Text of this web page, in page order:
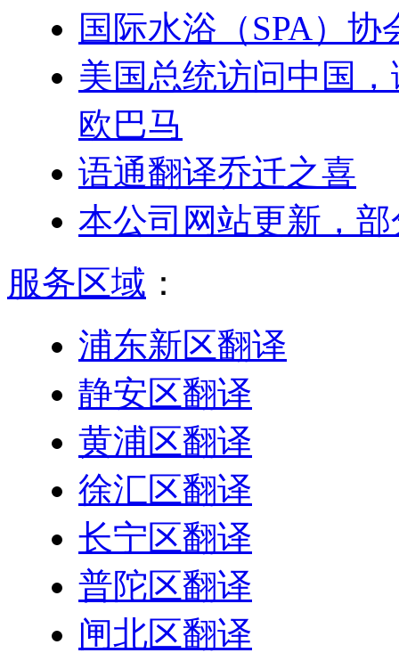
国际水浴（SPA）
美国总统访问中国
欧巴马
语通翻译乔迁之喜
本公司网站更新，
服务区域 ：
浦东新区翻译
静安区翻译
黄浦区翻译
徐汇区翻译
长宁区翻译
普陀区翻译
闸北区翻译